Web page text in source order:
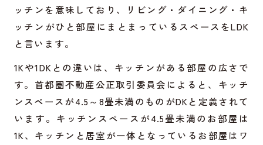
ッチンを意味しており、リビング・ダイニング・キ
ッチンがひと部屋にまとまっているスペースをLDK
と言います。
1Kや1DKとの違いは、キッチンがある部屋の広さで
す。 首都圏不動産公正取引委員会 によると、キッチ
ンスペースが4.5～8畳未満のものがDKと定義されて
います。キッチンスペースが4.5畳未満のお部屋は
1K、キッチンと居室が一体となっているお部屋はワ